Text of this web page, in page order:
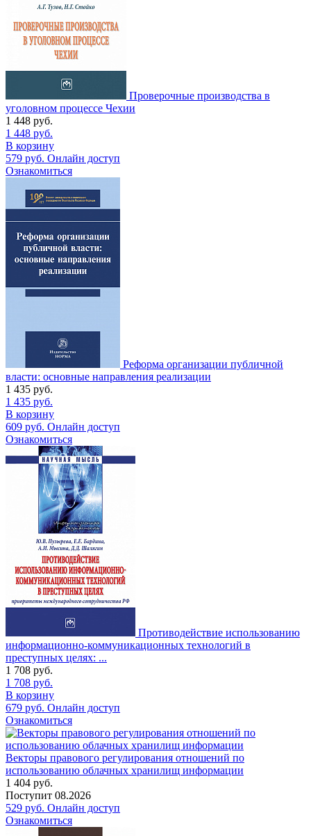
Проверочные производства в
уголовном процессе Чехии
1 448 руб.
1 448 руб.
В корзину
579 руб. Онлайн доступ
Ознакомиться
Реформа организации публичной
власти: основные направления реализации
1 435 руб.
1 435 руб.
В корзину
609 руб. Онлайн доступ
Ознакомиться
Противодействие использованию
информационно-коммуникационных технологий в
преступных целях: ...
1 708 руб.
1 708 руб.
В корзину
679 руб. Онлайн доступ
Ознакомиться
Векторы правового регулирования отношений по
использованию облачных хранилищ информации
1 404 руб.
Поступит 08.2026
529 руб. Онлайн доступ
Ознакомиться